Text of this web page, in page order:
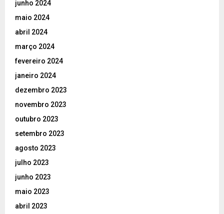
junho 2024
maio 2024
abril 2024
março 2024
fevereiro 2024
janeiro 2024
dezembro 2023
novembro 2023
outubro 2023
setembro 2023
agosto 2023
julho 2023
junho 2023
maio 2023
abril 2023